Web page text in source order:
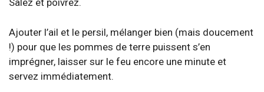
Salez et poivrez.
Ajouter l’ail et le persil, mélanger bien (mais doucement
!) pour que les pommes de terre puissent s’en
imprégner, laisser sur le feu encore une minute et
servez immédiatement.